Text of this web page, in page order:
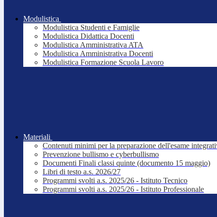
Modulistica
Modulistica Studenti e Famiglie
Modulistica Didattica Docenti
Modulistica Amministrativa ATA
Modulistica Amministrativa Docenti
Modulistica Formazione Scuola Lavoro
Materiali
Contenuti minimi per la preparazione dell'esame
Prevenzione bullismo e cyberbullismo
Documenti Finali classi quinte (documento 15 maggio)
Libri di testo a.s. 2026/27
Programmi svolti a.s. 2025/26 - Istituto Tecnico
Programmi svolti a.s. 2025/26 - Istituto Professionale